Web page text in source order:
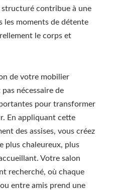
contribue à une
les moments de détente
le corps et
de votre mobilier
pas nécessaire de
pour transformer
En appliquant cette
des assises, vous créez
plus chaleureux, plus
Votre salon
recherché, où chaque
entre amis prend une